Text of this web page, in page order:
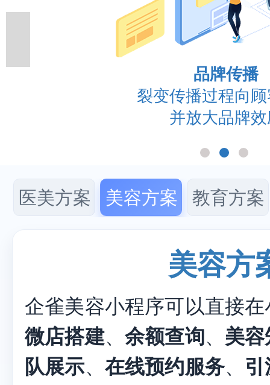
品牌传播
裂变传播过程向
并放大品牌
医美方案 美容方案 教育方案
美容方
企雀美容小程序可以直接
微店搭建、余额查询、 美
队展示、 在线预约服务、